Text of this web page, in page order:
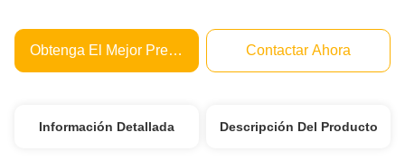
Obtenga El Mejor Precio Contactar Ahora
Información Detallada Descripción Del Producto